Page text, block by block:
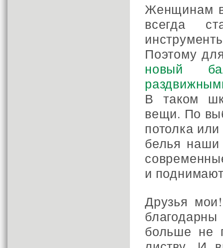
Женщинам
всегда
Поэтому
новый
В таком
вещи. По
потолка
белья наши
и
Друзья
больше не